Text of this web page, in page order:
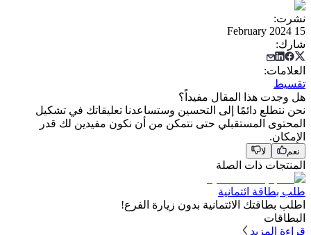
نشرت:
15 February 2024
شارك:
العلامات:
تقسيط
هل وجدت هذا المقال مفيداً؟
نحن نتطلع دائمًا إلى التحسين وستساعدنا تعليقاتك في تشكيل
المحتوى المستقبلي حتى نتمكن من أن نكون مفيدين لك قدر
الإمكان.
نعم لا
المنتجات ذات الصلة
طلب بطاقة ائتمانية
اطلب بطاقتك الائتمانية بدون زيارة الفرع!
البطاقات
قراءة المزيد